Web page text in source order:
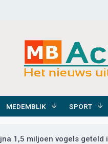
MEDEMBLIK SPORT
1,5 miljoen vogels geteld